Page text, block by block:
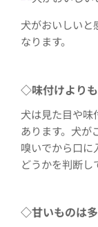
犬がおいしいと
なります。
◇味付けより
犬は見た目や味
あります。犬が
嗅いでから口に
どうかを判断し
◇甘いものは